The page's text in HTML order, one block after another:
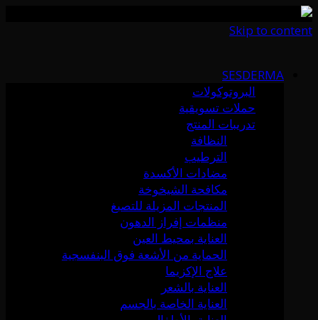
Skip to content
SESDERMA
البروتوكولات
حملات تسويقية
تدريبات المنتج
النظافة
الترطيب
مضادات الأكسدة
مكافحة الشيخوخة
المنتجات المزيلة للتصبغ
منظمات إفراز الدهون
العناية بمحيط العين
الحماية من الأشعة فوق البنفسجية
علاج الإكزيما
العناية بالشعر
العناية الخاصة بالجسم